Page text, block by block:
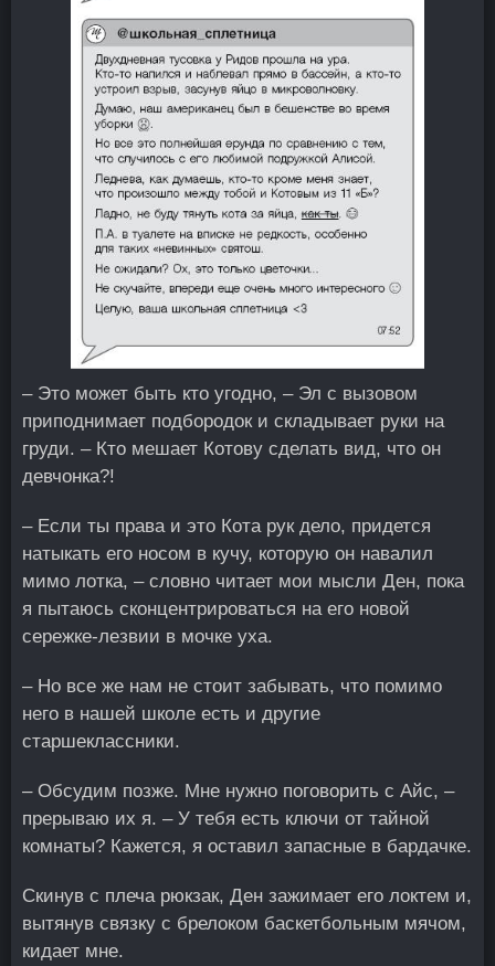
– Это может быть кто угодно, – Эл с вызовом
приподнимает подбородок и складывает руки на
груди. – Кто мешает Котову сделать вид, что он
девчонка?!
– Если ты права и это Кота рук дело, придется
натыкать его носом в кучу, которую он навалил
мимо лотка, – словно читает мои мысли Ден, пока
я пытаюсь сконцентрироваться на его новой
сережке-лезвии в мочке уха.
– Но все же нам не стоит забывать, что помимо
него в нашей школе есть и другие
старшеклассники.
– Обсудим позже. Мне нужно поговорить с Айс, –
прерываю их я. – У тебя есть ключи от тайной
комнаты? Кажется, я оставил запасные в бардачке.
Скинув с плеча рюкзак, Ден зажимает его локтем и,
вытянув связку с брелоком баскетбольным мячом,
кидает мне.